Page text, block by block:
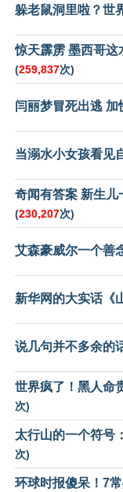
躲老鼠洞里啦？世
惊天霹雳 墨西哥这
(259,837次)
闫丽梦冒死出逃 加
当溺水小女孩看见
奇闻有答案 新生儿
(230,207次)
艾森豪威尔一个善
新华网的大实话《
说几句并不多余的
世界疯了！黑人命
次)
太行山的一个符号
次)
环球时报傻呆！7